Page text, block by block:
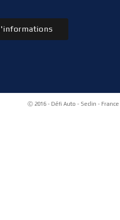
Ⓒ 2016 - Défi Auto - Seclin - France